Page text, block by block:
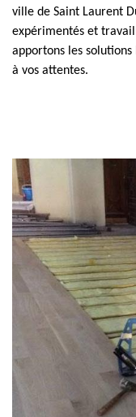
ville de Saint Laurent
expérimentés et
apportons les
à vos attentes.